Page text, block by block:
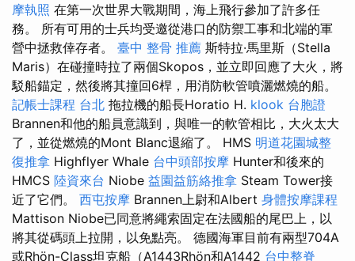
摩執照 在第一次世界大戰期間，海上飛行參加了許多任
務。 所有可用的士兵均受邀從港口的防禦工事和北端的軍
營中拯救倖存者。 臺中 整骨 推薦 斯特拉·馬里斯（Stella
Maris）在碰撞時拉了兩個Skopos，並立即回應了大火，​​將
駁船錨定，然後將其撞回6桿，用消防軟管噴灑燃燒的船。
記帳士課程 台北 拖拉機的船長Horatio H. klook 台胞證
Brannen和他的船員意識到，與唯一的軟管相比，大火太大
了，並從燃燒的Mont Blanc退縮了。 HMS 明道花園城整
復推拿 Highflyer Whale 台中頭部按摩 Hunter和後來的
HMCS 陸資來台 Niobe 益園益筋絡推拿 Steam Tower接
近了它們。 西屯按摩 Brannen上尉和Albert 身體按摩課程
Mattison Niobe已同意將繩索固定在法國船的尾巴上，以
將其從碼頭上拉開，以免點亮。 德國海軍目前有兩型704A
或Rhön-Class坦克船（A1443Rhön和A1442 台中整脊